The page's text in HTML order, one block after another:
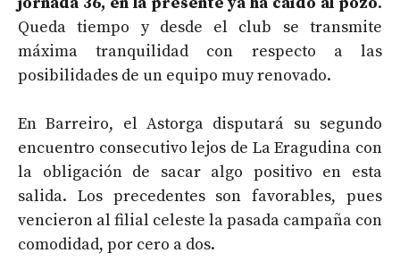
Queda tiempo y desde el club se transmite
máxima tranquilidad con respecto a las
posibilidades de un equipo muy renovado.
En Barreiro, el Astorga disputará su segundo
encuentro consecutivo lejos de La Eragudina con
la obligación de sacar algo positivo en esta
salida. Los precedentes son favorables, pues
vencieron al filial celeste la pasada campaña con
comodidad, por cero a dos.